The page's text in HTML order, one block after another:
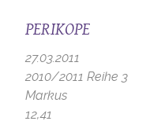
PERIKOPE
27.03.2011
2010/2011 Reihe 3
Markus
12,41